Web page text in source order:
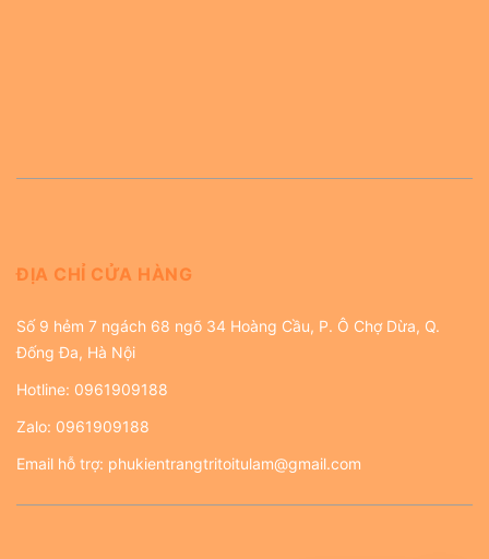
ĐỊA CHỈ CỬA HÀNG
Số 9 hẻm 7 ngách 68 ngõ 34 Hoàng Cầu, P. Ô Chợ Dừa, Q.
Đống Đa, Hà Nội
Hotline: 0961909188
Zalo: 0961909188
Email hỗ trợ: phukientrangtritoitulam@gmail.com